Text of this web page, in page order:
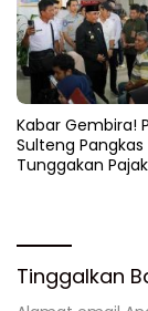
Kabar Gembira!
Sulteng Pangkas
Tunggakan Pajak
Tinggalkan